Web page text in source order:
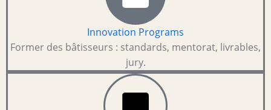
Innovation Programs
Former des bâtisseurs : standards, mentorat, livrables,
jury.